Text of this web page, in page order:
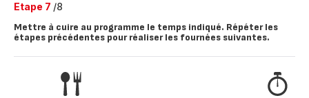
Etape 7 /8
Mettre à cuire au programme le temps indiqué. Répéter les
étapes précédentes pour réaliser les fournées suivantes.